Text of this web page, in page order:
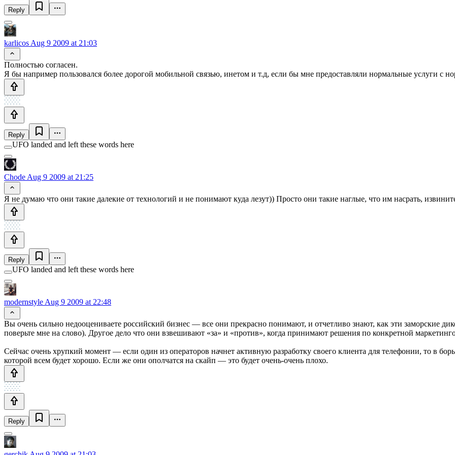
Reply
karlicos Aug 9 2009 at 21:03
Полностью согласен.
Я бы например пользовался более дорогой мобильной связью, инетом и т.д, если бы мне предоставляли нормальные услуги с
Reply
UFO landed and left these words here
Chode Aug 9 2009 at 21:25
Я не думаю что они такие далекие от технологий и не понимают куда лезут)) Просто они такие наглые, что им насрать,
Reply
UFO landed and left these words here
modernstyle Aug 9 2009 at 22:48
Вы очень сильно недооцениваете российский бизнес — все они прекрасно понимают, и отчетливо знают, как эти заморские
поверьте мне на слово). Другое дело что они взвешивают «за» и «против», когда принимают решения по конкретной
Сейчас очень хрупкий момент — если один из операторов начнет активную разработку своего клиента для телефонии, то в
которой всем будет хорошо. Если же они ополчатся на скайп — это будет очень-очень плохо.
Reply